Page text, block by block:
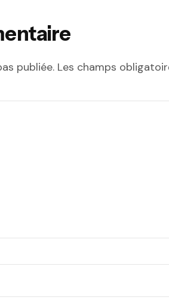
publiée. Les champs